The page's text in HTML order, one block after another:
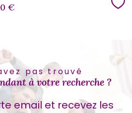
€
pas trouvé
à votre recherche ?
email et recevez les